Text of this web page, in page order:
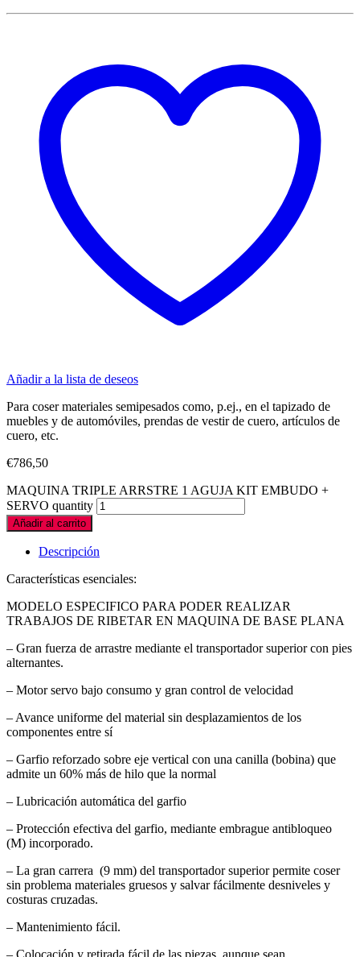
Añadir a la lista de deseos
Para coser materiales semipesados como, p.ej., en el tapizado de
muebles y de automóviles, prendas de vestir de cuero, artículos de
cuero, etc.
€786,50
MAQUINA TRIPLE ARRSTRE 1 AGUJA KIT EMBUDO +
SERVO quantity
Añadir al carrito
Descripción
Características esenciales:
MODELO ESPECIFICO PARA PODER REALIZAR
TRABAJOS DE RIBETAR EN MAQUINA DE BASE PLANA
– Gran fuerza de arrastre mediante el transportador superior con pies
alternantes.
– Motor servo bajo consumo y gran control de velocidad
– Avance uniforme del material sin desplazamientos de los
componentes entre sí
– Garfio reforzado sobre eje vertical con una canilla (bobina) que
admite un 60% más de hilo que la normal
– Lubricación automática del garfio
– Protección efectiva del garfio, mediante embrague antibloqueo
(M) incorporado.
– La gran carrera (9 mm) del transportador superior permite coser
sin problema materiales gruesos y salvar fácilmente desniveles y
costuras cruzadas.
– Mantenimiento fácil.
– Colocación y retirada fácil de las piezas, aunque sean